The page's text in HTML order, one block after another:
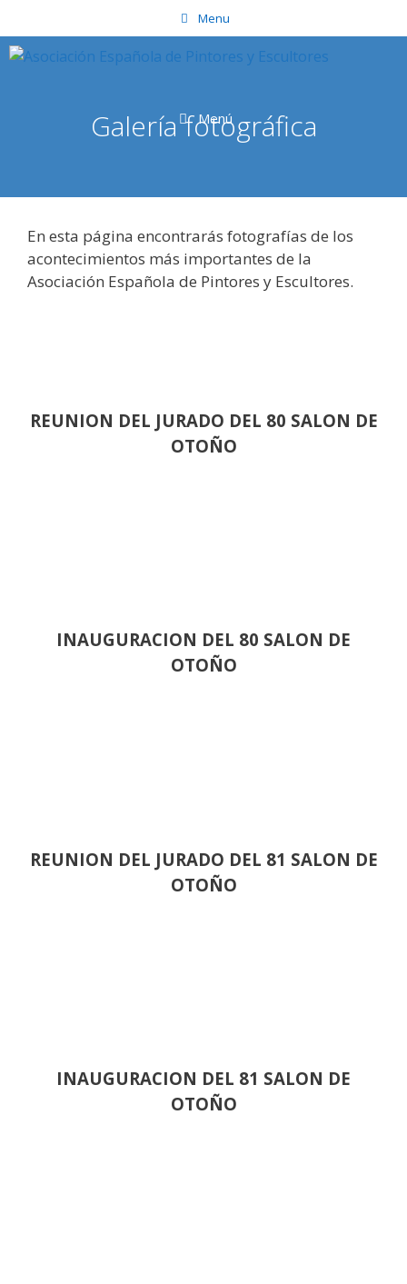
al
contenido
Menu
Menú
Galería fotográfica
En esta página encontrarás fotografías de los
acontecimientos más importantes de la
Asociación Española de Pintores y Escultores.
REUNION DEL JURADO DEL 80 SALON DE
OTOÑO
INAUGURACION DEL 80 SALON DE
OTOÑO
REUNION DEL JURADO DEL 81 SALON DE
OTOÑO
INAUGURACION DEL 81 SALON DE
OTOÑO